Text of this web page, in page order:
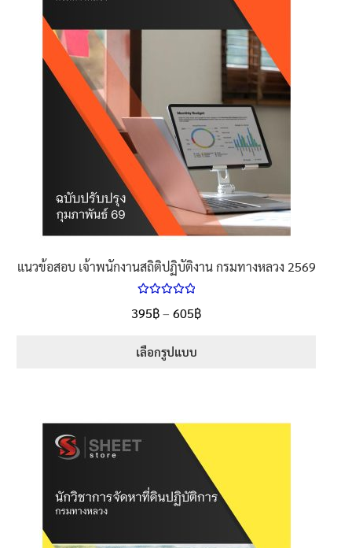
แนวข้อสอบ เจ้าพนักงานสถิติปฏิบัติงาน กรมทางหลวง 2569
5.00
ตั้งแต่
395฿– 605฿
เลือกรูปแบบ